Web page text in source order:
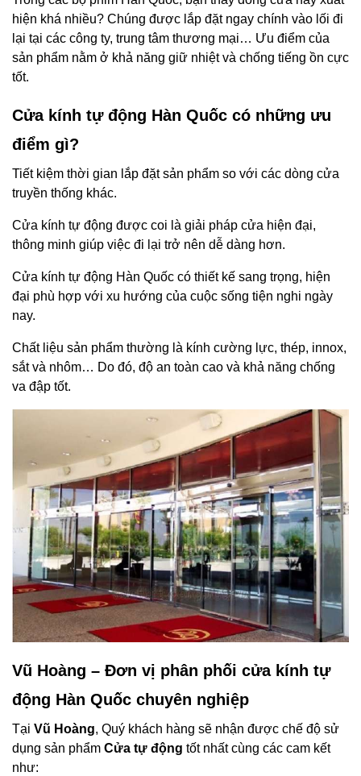
hiện khá nhiều? Chúng được lắp đặt ngay chính vào lối đi
lại tại các công ty, trung tâm thương mại… Ưu điểm của
sản phẩm nằm ở khả năng giữ nhiệt và chống tiếng ồn cực
tốt.
Cửa kính tự động Hàn Quốc có những ưu
điểm gì?
Tiết kiệm thời gian lắp đặt sản phẩm so với các dòng cửa
truyền thống khác.
Cửa kính tự động được coi là giải pháp cửa hiện đại,
thông minh giúp việc đi lại trở nên dễ dàng hơn.
Cửa kính tự động Hàn Quốc có thiết kế sang trọng, hiện
đại phù hợp với xu hướng của cuộc sống tiện nghi ngày
nay.
Chất liệu sản phẩm thường là kính cường lực, thép, innox,
sắt và nhôm… Do đó, độ an toàn cao và khả năng chống
va đập tốt.
Vũ Hoàng – Đơn vị phân phối cửa kính tự
động Hàn Quốc chuyên nghiệp
Tại Vũ Hoàng, Quý khách hàng sẽ nhận được chế độ sử
dụng sản phẩm Cửa tự động tốt nhất cùng các cam kết
như: